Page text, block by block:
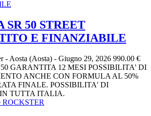
SR 50 STREET
E FINANZIABILE
- Aosta (Aosta) - Giugno 29, 2026 990.00 €
GARANTITA 12 MESI POSSIBILITA' DI
ANCHE CON FORMULA AL 50%
FINALE. POSSIBILITA' DI
TUTTA ITALIA.